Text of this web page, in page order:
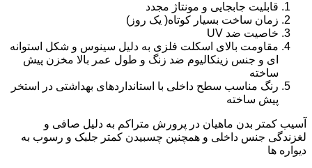
قابلیت جابجایی و مونتاژ مجدد
زمان ساخت بسیار کوتاه( یک روز)
خاصیت ضد UV
مقاومت بالای اسکلت فلزی به دلیل سینوس و شکل استوانه
ای و جنس زینکالیوم ضد زنگ و طول عمر بالا مخزن پیش
ساخته
رنگ مناسب سطح داخلی با استانداردهای بهداشتی در استخر
پیش ساخته
آسیب کمتر بدن ماهیان در پرورش متراکم به دلیل صافی و
لغزندگی جنس داخلی و همچنین چسبیدن کمتر جلبک و رسوب به
دیواره ها